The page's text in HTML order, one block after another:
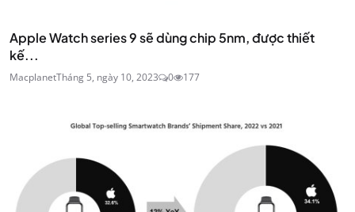
Apple Watch series 9 sẽ dùng chip 5nm, được thiết
kế...
MacplanetTháng 5, ngày 10, 2023 0 177